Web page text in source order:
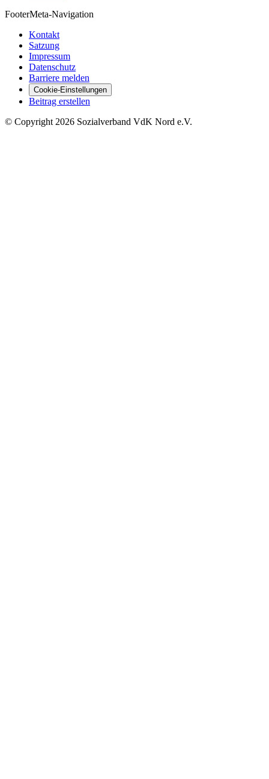
FooterMeta-Navigation
Kontakt
Satzung
Impressum
Datenschutz
Barriere melden
Cookie-Einstellungen
Beitrag erstellen
© Copyright2026 Sozialverband VdK Nord e.V.